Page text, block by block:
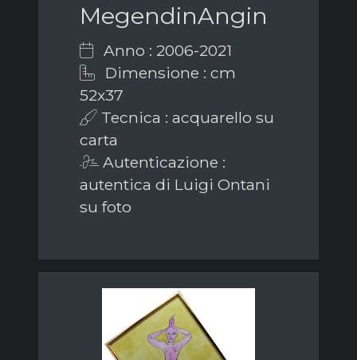
MegendinAngin
Anno : 2006-2021
Dimensione : cm
52x37
Tecnica : acquarello su
carta
Autenticazione :
autentica di Luigi Ontani
su foto